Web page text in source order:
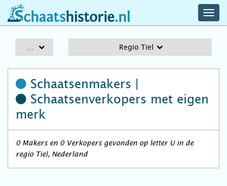
schaatshistorie.nl
Regio Tiel
Schaatsenmakers |
Schaatsenverkopers met eigen
merk
0 Makers en 0 Verkopers gevonden op letter U in de
regio Tiel, Nederland